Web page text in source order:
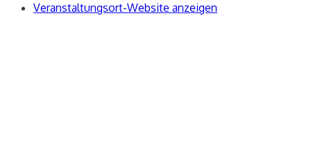
Veranstaltungsort-Website anzeigen